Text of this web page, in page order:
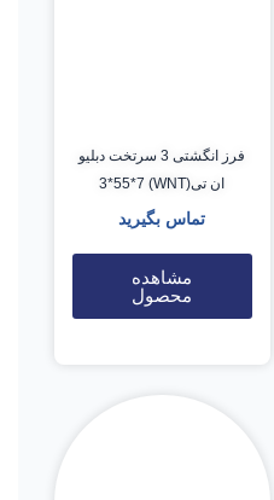
فرز انگشتی 3 سرتخت دبلیو
ان تی(WNT) 3*55*7
تماس بگیرید
مشاهده
محصول